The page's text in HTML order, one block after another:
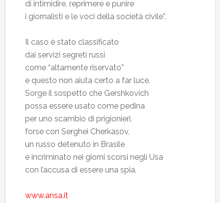
di intimidire, reprimere e punire
i giornalisti e le voci della società civile”.
Il caso è stato classificato
dai servizi segreti russi
come “altamente riservato”
e questo non aiuta certo a far luce.
Sorge il sospetto che Gershkovich
possa essere usato come pedina
per uno scambio di prigionieri,
forse con Serghei Cherkasov,
un russo detenuto in Brasile
e incriminato nei giorni scorsi negli Usa
con l’accusa di essere una spia.
www.ansa.it